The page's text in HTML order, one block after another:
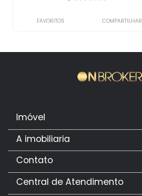
FAVORITOS COMPARTILHAR
Imóvel
A imobiliaria
Contato
Central de Atendimento